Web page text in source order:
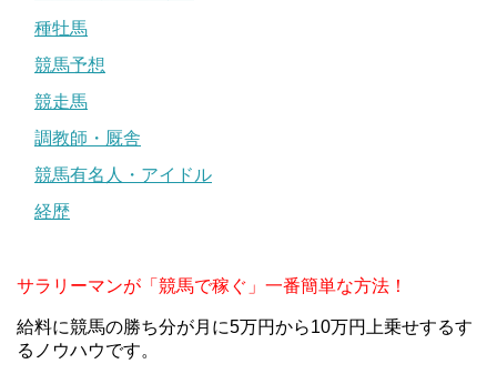
種牡馬
競馬予想
競走馬
調教師・厩舎
競馬有名人・アイドル
経歴
サラリーマンが「競馬で稼ぐ」一番簡単な方法！
給料に競馬の勝ち分が月に5万円から10万円上乗せするす
るノウハウです。